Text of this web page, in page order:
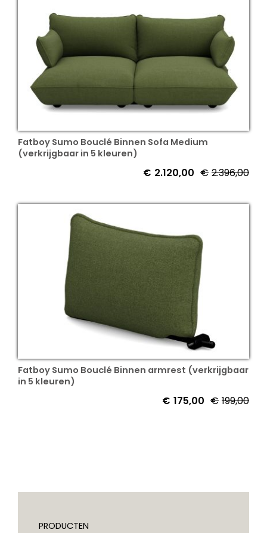
Fatboy Sumo Bouclé Binnen Sofa Medium
(verkrijgbaar in 5 kleuren)
€ 2.396,00
€ 2.120,00
Fatboy Sumo Bouclé Binnen armrest (verkrijgbaar
in 5 kleuren)
€ 199,00
€ 175,00
PRODUCTEN